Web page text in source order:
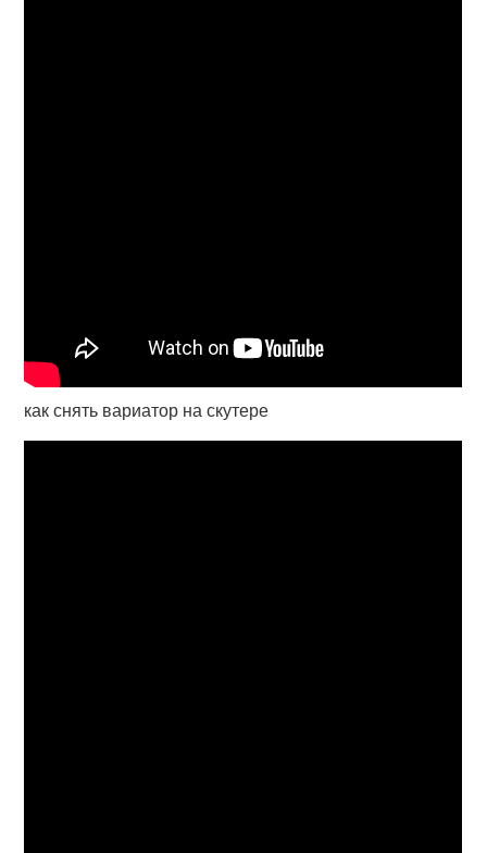
как снять вариатор на скутере